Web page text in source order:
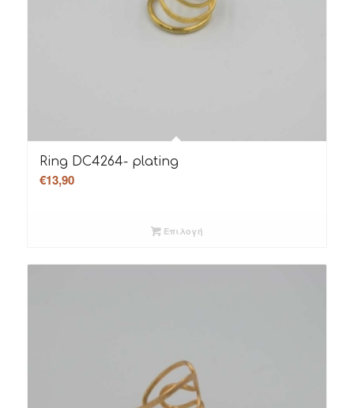
Ring DC4264- plating
€13,90
Επιλογή